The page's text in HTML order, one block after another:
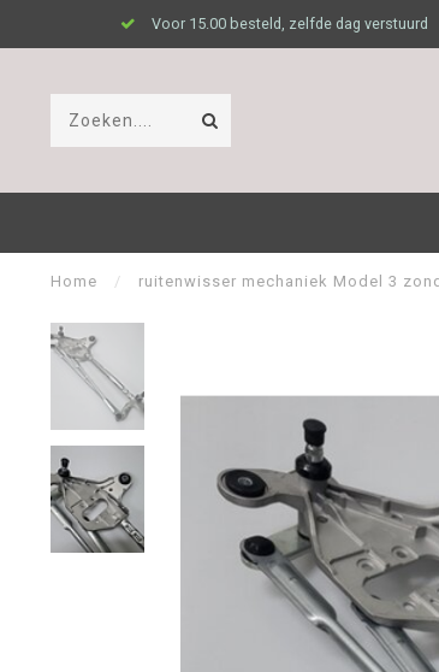
Voor 15.00 besteld, zelfde dag verstuurd
Home / ruitenwisser mechaniek Model 3